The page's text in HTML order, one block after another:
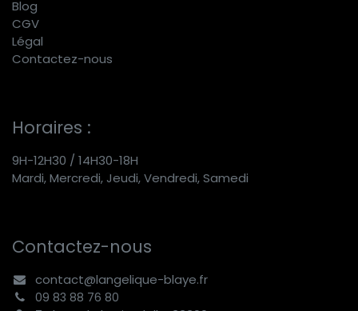
Blog
CGV
Légal
Contactez-nous
Horaires :
9H-12H30 / 14H30-18H
Mardi, Mercredi, Jeudi, Vendredi, Samedi
Contactez-nous
contact@langelique-blaye.fr
09 83 88 76 80